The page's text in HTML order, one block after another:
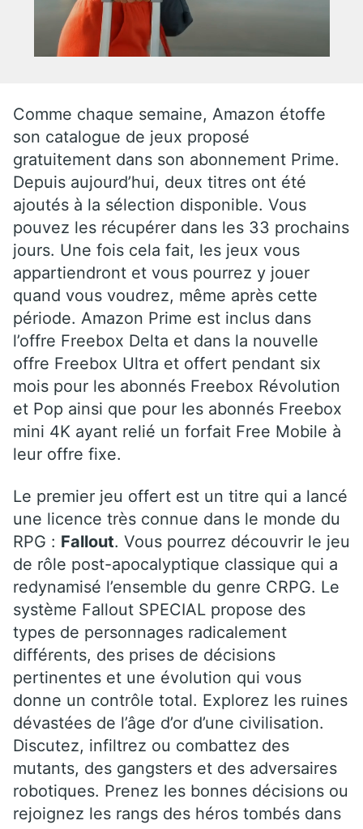
Comme chaque semaine, Amazon étoffe
son catalogue de jeux proposé
gratuitement dans son abonnement Prime.
Depuis aujourd’hui, deux titres ont été
ajoutés à la sélection disponible. Vous
pouvez les récupérer dans les 33 prochains
jours. Une fois cela fait, les jeux vous
appartiendront et vous pourrez y jouer
quand vous voudrez, même après cette
période. Amazon Prime est inclus dans
l’offre Freebox Delta et dans la nouvelle
offre Freebox Ultra et offert pendant six
mois pour les abonnés Freebox Révolution
et Pop ainsi que pour les abonnés Freebox
mini 4K ayant relié un forfait Free Mobile à
leur offre fixe.
Le premier jeu offert est un titre qui a lancé
une licence très connue dans le monde du
RPG : Fallout. Vous pourrez découvrir le jeu
de rôle post-apocalyptique classique qui a
redynamisé l’ensemble du genre CRPG. Le
système Fallout SPECIAL propose des
types de personnages radicalement
différents, des prises de décisions
pertinentes et une évolution qui vous
donne un contrôle total. Explorez les ruines
dévastées de l’âge d’or d’une civilisation.
Discutez, infiltrez ou combattez des
mutants, des gangsters et des adversaires
robotiques. Prenez les bonnes décisions ou
rejoignez les rangs des héros tombés dans